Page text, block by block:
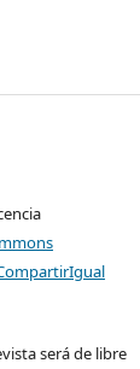
será de libre